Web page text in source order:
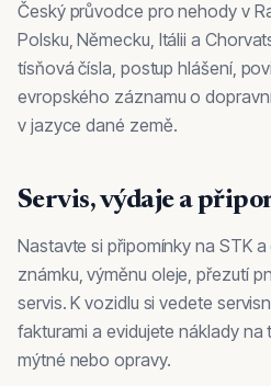
Český průvodce pro nehody v
Polsku, Německu, Itálii a
tísňová čísla, postup hlášení,
evropského záznamu o
v jazyce dané země.
Servis, výdaje a
Nastavte si připomínky na STK
známku, výměnu oleje, přezutí
servis. K vozidlu si vedete
fakturami a evidujete náklady
mýtné nebo opravy.